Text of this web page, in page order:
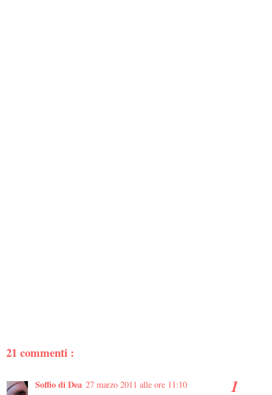
21 commenti :
Soffio di Dea 27 marzo 2011 alle ore 11:10